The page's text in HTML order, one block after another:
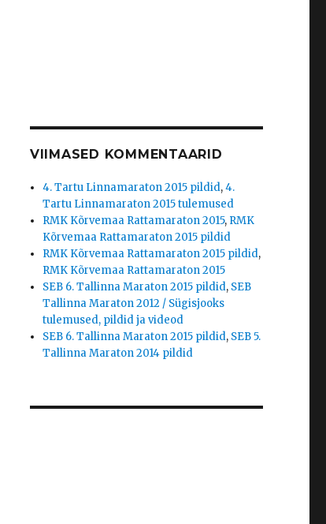
VIIMASED KOMMENTAARID
4. Tartu Linnamaraton 2015 pildid,4.
Tartu Linnamaraton 2015 tulemused
RMK Kõrvemaa Rattamaraton 2015, RMK
Kõrvemaa Rattamaraton 2015 pildid
RMK Kõrvemaa Rattamaraton 2015 pildid,
RMK Kõrvemaa Rattamaraton 2015
SEB 6. Tallinna Maraton 2015 pildid, SEB
Tallinna Maraton 2012 / Sügisjooks
tulemused, pildid ja videod
SEB 6. Tallinna Maraton 2015 pildid, SEB 5.
Tallinna Maraton 2014 pildid